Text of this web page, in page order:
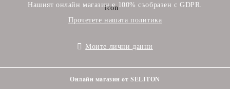
Нашият онлайн магазин е 100% съобразен с GDPR.
Прочетете нашата политика
Моите лични данни
Онлайн магазин от SELITON